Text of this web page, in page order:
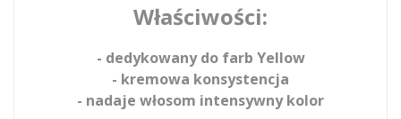
Właściwości:
- dedykowany do farb Yellow
- kremowa konsystencja
- nadaje włosom intensywny kolor